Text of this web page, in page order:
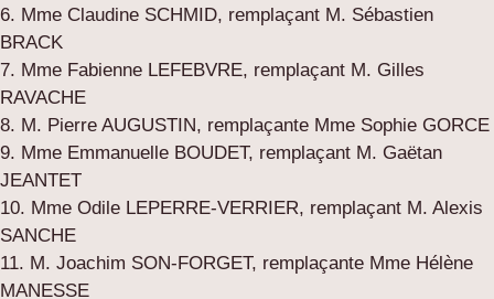
6. Mme Claudine SCHMID, remplaçant M. Sébastien
BRACK
7. Mme Fabienne LEFEBVRE, remplaçant M. Gilles
RAVACHE
8. M. Pierre AUGUSTIN, remplaçante Mme Sophie GORCE
9. Mme Emmanuelle BOUDET, remplaçant M. Gaëtan
JEANTET
10. Mme Odile LEPERRE-VERRIER, remplaçant M. Alexis
SANCHE
11. M. Joachim SON-FORGET, remplaçante Mme Hélène
MANESSE